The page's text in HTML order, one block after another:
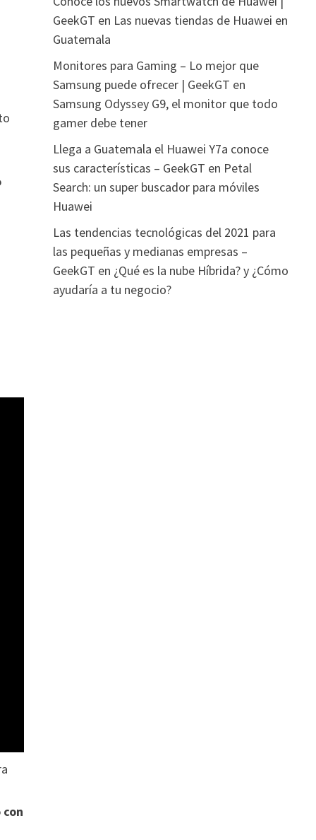
GeekGT en Las nuevas tiendas de Huawei en
Guatemala
Monitores para Gaming – Lo mejor que
Samsung puede ofrecer | GeekGT en
Samsung Odyssey G9, el monitor que todo
gamer debe tener
Llega a Guatemala el Huawei Y7a conoce
sus características – GeekGT en Petal
Search: un super buscador para móviles
Huawei
Las tendencias tecnológicas del 2021 para
las pequeñas y medianas empresas –
GeekGT en ¿Qué es la nube Híbrida? y ¿Cómo
ayudaría a tu negocio?